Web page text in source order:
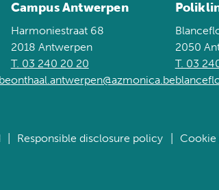
Campus Antwerpen
Harmoniestraat 68
2018 Antwerpen
T. 03 240 20 20
onthaal.antwerpen@azmonica.be
2050
T. 03
Responsible disclosure policy Cookie